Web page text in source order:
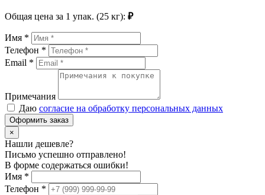
Общая цена за 1 упак. (25 кг): ₽
Имя *
Телефон *
Email *
Примечания
Даю согласие на обработку персональных данных
Оформить заказ
×
Нашли дешевле?
Письмо успешно отправлено!
В форме содержаться ошибки!
Имя *
Телефон *